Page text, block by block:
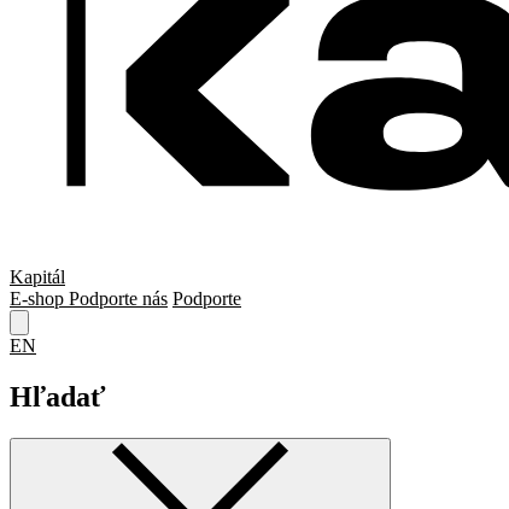
Kapitál
E-shop Podporte nás Podporte
EN
Hľadať